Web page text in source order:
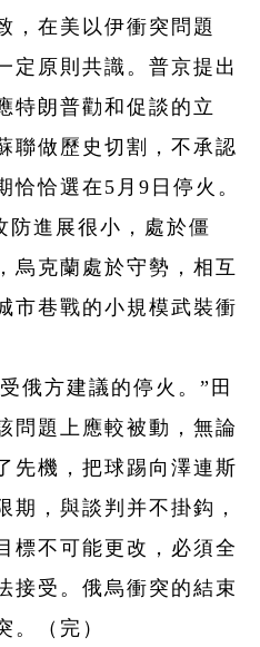
，在美以伊衝突問題
定原則共識。普京提出
特朗普勸和促談的立
聯做歷史切割，不承認
恰恰選在5月9日停火。
防進展很小，處於僵
烏克蘭處於守勢，相互
市巷戰的小規模武裝衝
俄方建議的停火。”田
問題上應較被動，無論
先機，把球踢向澤連斯
期，與談判并不掛鈎，
標不可能更改，必須全
接受。俄烏衝突的結束
。（完）